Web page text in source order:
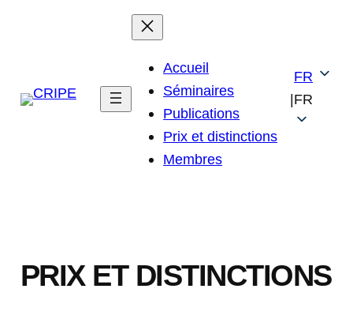
Accueil
Séminaires
Publications
Prix et distinctions
Membres
|
FR
FR
PRIX ET DISTINCTIONS